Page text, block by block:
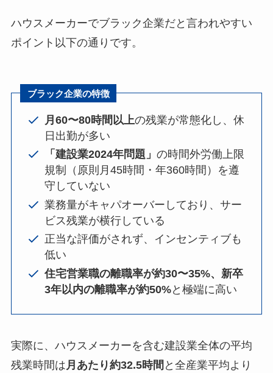
ハウスメーカーでブラック企業だと言われやすい
ポイント以下の通りです。
ブラック企業の特徴
月60〜80時間以上の残業が常態化し、休
日出勤が多い
「建設業2024年問題」 の時間外労働上限
規制（原則月45時間・年360時間）を遵
守していない
業務量がキャパオーバーしており、サー
ビス残業が横行している
正当な評価がされず、インセンティブも
低い
住宅営業職の離職率が約30〜35%、新卒
3年以内の離職率が約50%と極端に高い
実際に、ハウスメーカーを含む建設業全体の平均
残業時間は月あたり約32.5時間 と全産業平均より